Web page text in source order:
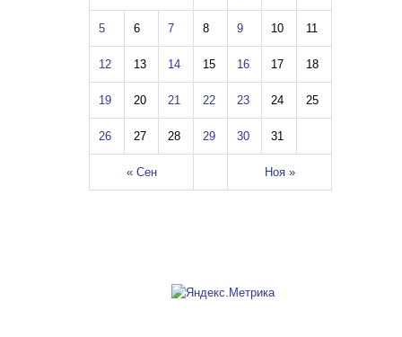
« Сен Ноя »
5 6 7 8 9 10 11
12 13 14 15 16 17 18
19 20 21 22 23 24 25
26 27 28 29 30 31